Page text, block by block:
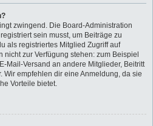
zwingend. Die Board-Administration
sein musst, um Beiträge zu
als registriertes Mitglied Zugriff auf
zur Verfügung stehen: zum Beispiel
Mail-Versand an andere Mitglieder, Beitritt
Wir empfehlen dir eine Anmeldung, da sie
Vorteile bietet.